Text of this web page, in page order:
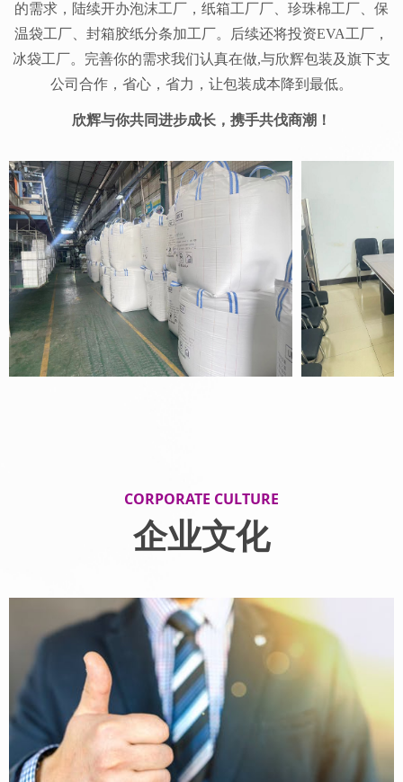
CORPORATE CULTURE
企业文化
的需求，陆续开办泡沫工厂，纸箱工厂厂、珍珠棉工厂、保
温袋工厂、封箱胶纸分条加工厂。后续还将投资EVA工厂，
冰袋工厂。完善你的需求我们认真在做,与欣辉包装及旗下支
公司合作，省心，省力，让包装成本降到最低。
欣辉与你共同进步成长，携手共伐商潮！